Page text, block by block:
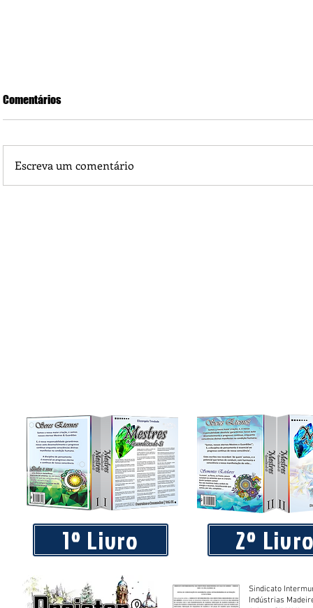
Comentários
Escreva um comentário
1º Livro 2º
Sindicato
Indústrias